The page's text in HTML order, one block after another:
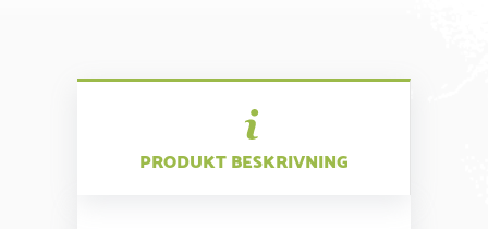
PRODUKT BESKRIVNING